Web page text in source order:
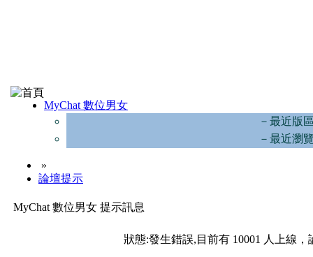
MyChat 數位男女
－最近版
－最近瀏
»
論壇提示
MyChat 數位男女 提示訊息
狀態:發生錯誤,目前有 10001 人上線